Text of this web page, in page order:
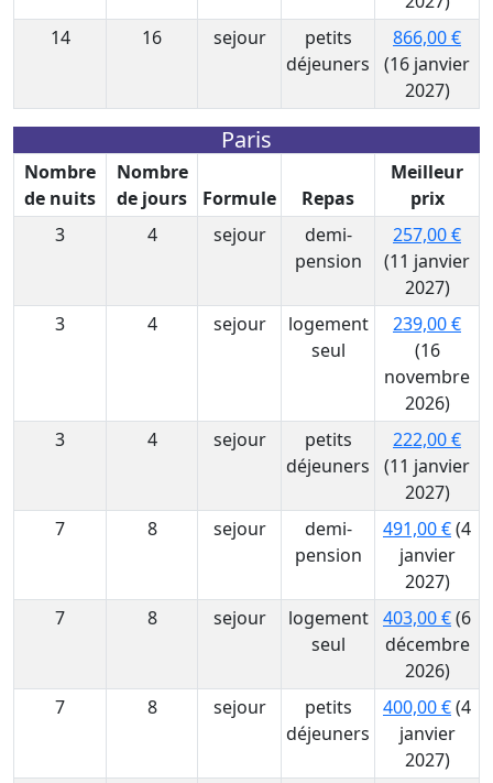
14
16 sejour
petits
déjeuners
866,00 €
(16 janvier
2027)
Paris
Nombre
de nuits
Nombre
de jours
Formule Repas
Meilleur
prix
3
4 sejour
demi-
pension
257,00 €
(11 janvier
2027)
3
4 sejour
logement
seul
239,00 €
(16
novembre
2026)
3
4 sejour
petits
déjeuners
222,00 €
(11 janvier
2027)
7
8 sejour
demi-
pension
491,00 €(4
janvier
2027)
7
8 sejour
logement
seul
403,00 €(6
décembre
2026)
7
8 sejour
petits
déjeuners
400,00 €(4
janvier
2027)